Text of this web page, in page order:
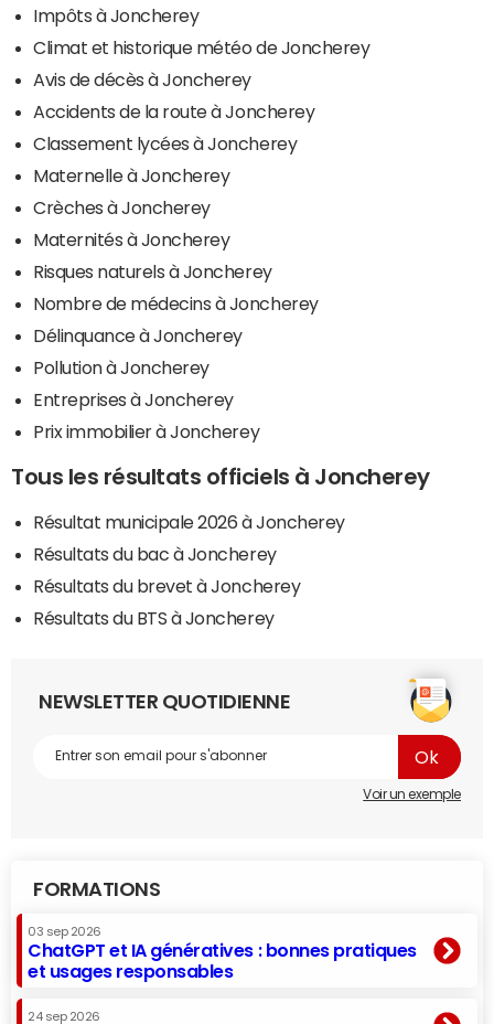
Impôts à Joncherey
Climat et historique météo de Joncherey
Avis de décès à Joncherey
Accidents de la route à Joncherey
Classement lycées à Joncherey
Maternelle à Joncherey
Crèches à Joncherey
Maternités à Joncherey
Risques naturels à Joncherey
Nombre de médecins à Joncherey
Délinquance à Joncherey
Pollution à Joncherey
Entreprises à Joncherey
Prix immobilier à Joncherey
Tous les résultats officiels à Joncherey
Résultat municipale 2026 à Joncherey
Résultats du bac à Joncherey
Résultats du brevet à Joncherey
Résultats du BTS à Joncherey
NEWSLETTER QUOTIDIENNE
Voir un exemple
FORMATIONS
03 sep 2026
ChatGPT et IA génératives : bonnes pratiques
et usages responsables
24 sep 2026